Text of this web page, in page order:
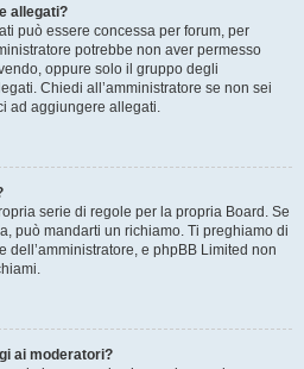
allegati?
può essere concessa per forum, per
potrebbe non aver permesso
oppure solo il gruppo degli
Chiedi all’amministratore se non sei
ad aggiungere allegati.
serie di regole per la propria Board. Se
può mandarti un richiamo. Ti preghiamo di
dell’amministratore, e phpBB Limited non
ai moderatori?